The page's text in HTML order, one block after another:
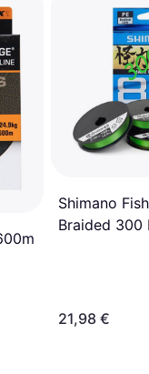
Shimano
Braided 300
21,98 €